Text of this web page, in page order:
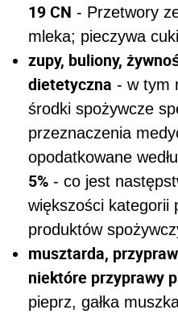
19 CN - Przetwory
mleka; pieczywa
zupy, buliony,
dietetyczna - w tym
środki spożywcze
przeznaczenia
opodatkowane
5% - co jest
większości kategorii
produktów
musztarda,
niektóre przyprawy
pieprz, gałka